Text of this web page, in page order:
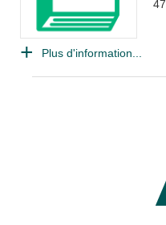
Plus d'information...